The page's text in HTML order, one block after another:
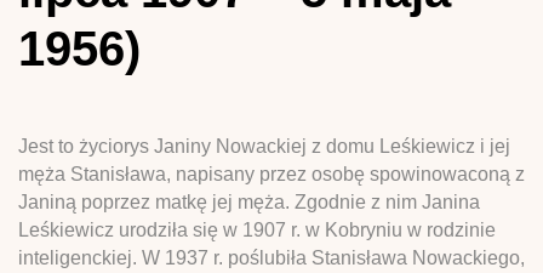
1956)
Jest to życiorys Janiny Nowackiej z domu Leśkiewicz i jej
męża Stanisława, napisany przez osobę spowinowaconą z
Janiną poprzez matkę jej męża. Zgodnie z nim Janina
Leśkiewicz urodziła się w 1907 r. w Kobryniu w rodzinie
inteligenckiej. W 1937 r. poślubiła Stanisława Nowackiego,